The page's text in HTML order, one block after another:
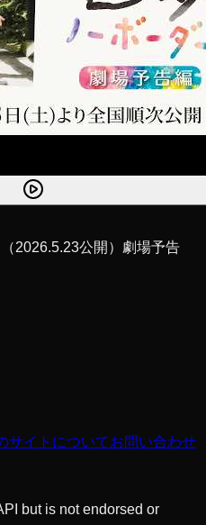
2026.5.23公開）劇場予告
サイトについてお問い合わせ
but is not endorsed or